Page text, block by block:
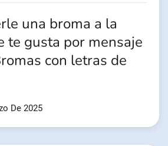
una broma a la
te gusta por mensaje
con letras de
De 2025